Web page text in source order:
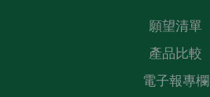
願望清單
產品比較
電子報專欄